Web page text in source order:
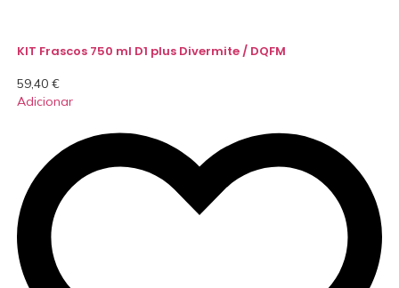
KIT Frascos 750 ml D1 plus Divermite / DQFM
59,40 €
Adicionar